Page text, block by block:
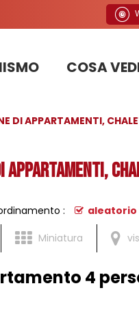
COSA
DI APPARTAMENTI,
APPARTAMENTI,
Miniatura
: aleatorio
4